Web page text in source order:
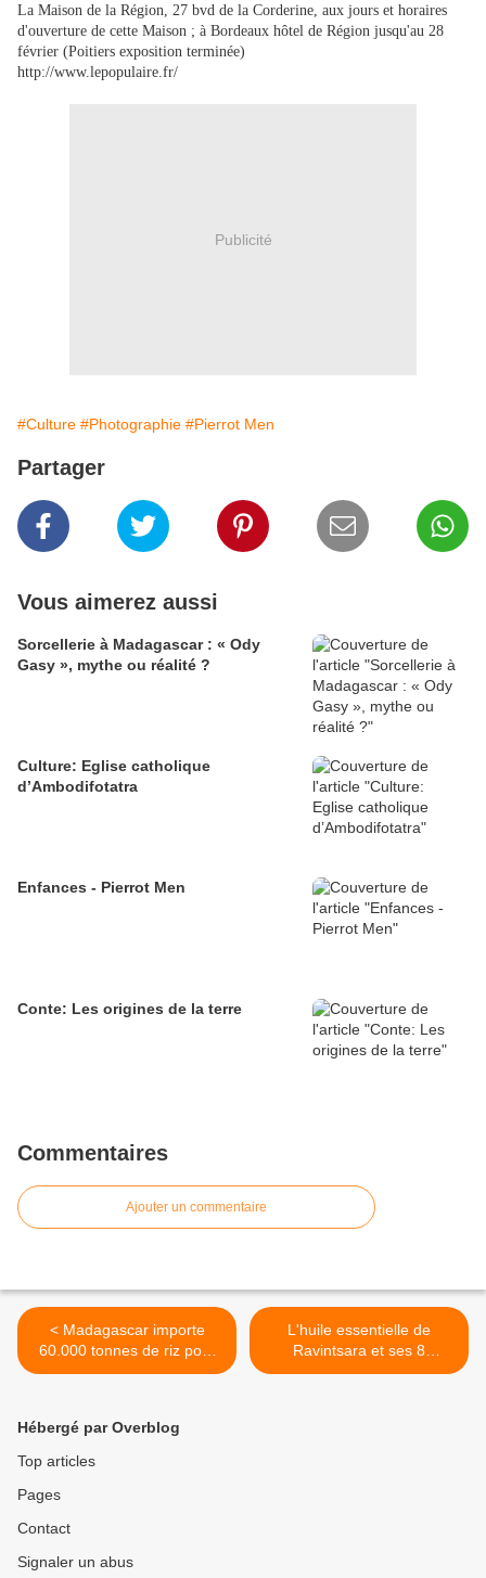
La Maison de la Région, 27 bvd de la Corderine, aux jours et horaires
d'ouverture de cette Maison ; à Bordeaux hôtel de Région jusqu'au 28
février (Poitiers exposition terminée)
http://www.lepopulaire.fr/
Publicité
#Culture #Photographie #Pierrot Men
Partager
Vous aimerez aussi
Sorcellerie à Madagascar : « Ody
Gasy », mythe ou réalité ?
Culture: Eglise catholique
d’Ambodifotatra
Enfances - Pierrot Men
Conte: Les origines de la terre
Commentaires
Ajouter un commentaire
< Madagascar importe
60.000 tonnes de riz pour
faire face à la période de
L'huile essentielle de
Ravintsara et ses 8
bienfaits pour la santé >
Hébergé par Overblog
Top articles
Pages
Contact
Signaler un abus